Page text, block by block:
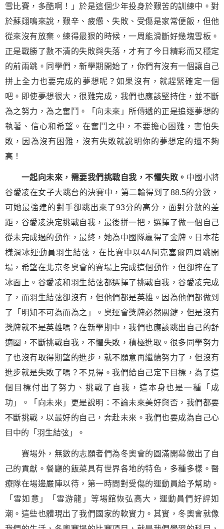
雪比賽，多酷啊！」於是這個少年投身於艱苦的訓練中。對
於蘇翊鳴來說，艱辛、疲憊、失敗、受傷是家常便飯，但他
從來沒有放棄。練得最狠的時候，一周能滑斷好幾塊雪板。
正是戰勝了數不清的失敗與失落，才有了今日精彩而又穩定
的前兩跳。同學們，新學期開始了，你們有沒有一個讓自己
拼上全力也要完成的夢想呢？如果沒有，就趕緊確定一個
吧。即使夢想很大，很難完成，我們也應該堅持住，並不斷
為之努力，為之奮鬥。「向未來」所傳遞的正是追逐夢想的
執著、信心和希望。在奮鬥之中，不要擔心困難，害怕失
敗，因為沒有困難，沒有失敗就說明你的夢想定的還不夠
高！
一起向未來，需要我們挑戰自我，不懼失敗。 中國小將
谷愛凌在女子大跳台的決賽中，第二輪得到了88.5的分數，
可她最強建的對手卻跳出來了93分的高分，面對分數的差
距，谷愛凌決定挑戰自我，最後拼一把，選擇了做一個自己
從未完成過的動作，最終，她為中國隊贏得了金牌。日本花
樣滑冰運動員羽生結弦，在比賽中以4A阿克塞爾四周跳開
場，希望在北京冬奧會的賽場上完成這個動作，但卻摔在了
冰面上。谷愛凌和羽生結弦都選擇了挑戰自我，谷愛凌完成
了，而羽生結弦卻沒有，但他們都是英雄。因為他們都做到
了「明知不可為而為之」。奧運會獎牌必然關鍵，但是沒有
獎牌就不是英雄嗎？在新學期中，我們也應該跳出自己的舒
適圈，不斷挑戰自我，不懼失敗，積極進取。很多同學努力
了也沒有取得期望的進步，就不願意再繼續努力了，但沒有
進步就是失敗了嗎？不見得。我們給自己定下目標，為了這
個目標付出了努力、挑戰了自我，這本身也是一種「成
功」。「向未來」更是說明：不論未來美好與否，我們都要
不斷挑戰，以最好的自己，奔赴未來。我們也要成為自己心
目中的「羽生結弦」。
賽場外，無數的志願者們為冬奧會的圓滿開幕做出了自
己的貢獻。餐廳的飯菜具有世界各地的特色，多種多樣。醫
療隊在場邊嚴陣以待，第一時間對受傷的運動員給予幫助。
「雪如意」「雪游龍」等場館恢弘高大，運動員們好評如
潮。這些也體現出了我們國家的軟實力。其實，冬奧會就像